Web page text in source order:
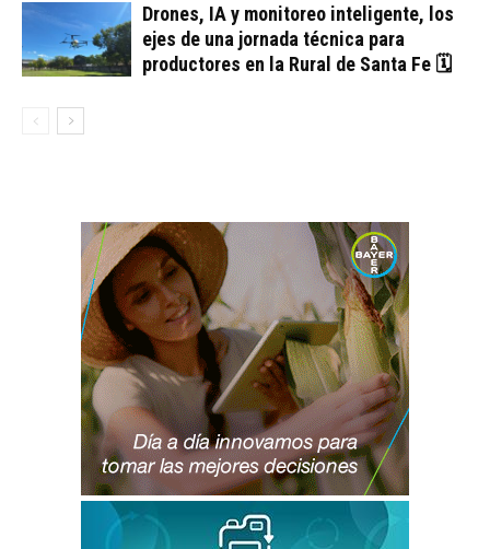
Drones, IA y monitoreo inteligente, los
ejes de una jornada técnica para
productores en la Rural de Santa Fe 🗓